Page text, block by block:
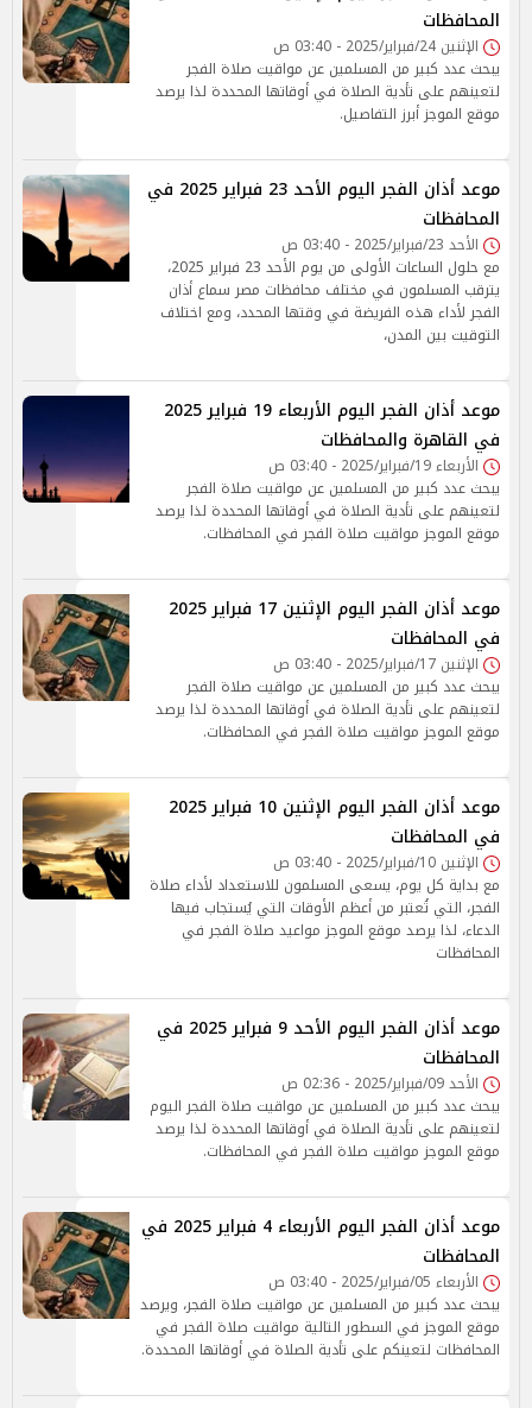
المحافظات
الإثنين 24/فبراير/2025 - 03:40 ص
يبحث عدد كبير من المسلمين عن مواقيت صلاة الفجر
لتعينهم على تأدية الصلاة في أوقاتها المحددة لذا يرصد
موقع الموجز أبرز التفاصيل.
موعد أذان الفجر اليوم الأحد 23 فبراير 2025 في
المحافظات
الأحد 23/فبراير/2025 - 03:40 ص
مع حلول الساعات الأولى من يوم الأحد 23 فبراير 2025،
يترقب المسلمون في مختلف محافظات مصر سماع أذان
الفجر لأداء هذه الفريضة في وقتها المحدد، ومع اختلاف
التوقيت بين المدن،
موعد أذان الفجر اليوم الأربعاء 19 فبراير 2025
في القاهرة والمحافظات
الأربعاء 19/فبراير/2025 - 03:40 ص
يبحث عدد كبير من المسلمين عن مواقيت صلاة الفجر
لتعينهم على تأدية الصلاة في أوقاتها المحددة لذا يرصد
موقع الموجز مواقيت صلاة الفجر في المحافظات.
موعد أذان الفجر اليوم الإثنين 17 فبراير 2025
في المحافظات
الإثنين 17/فبراير/2025 - 03:40 ص
يبحث عدد كبير من المسلمين عن مواقيت صلاة الفجر
لتعينهم على تأدية الصلاة في أوقاتها المحددة لذا يرصد
موقع الموجز مواقيت صلاة الفجر في المحافظات.
موعد أذان الفجر اليوم الإثنين 10 فبراير 2025
في المحافظات
الإثنين 10/فبراير/2025 - 03:40 ص
مع بداية كل يوم، يسعى المسلمون للاستعداد لأداء صلاة
الفجر، التي تُعتبر من أعظم الأوقات التي يُستجاب فيها
الدعاء، لذا يرصد موقع الموجز مواعيد صلاة الفجر في
المحافظات
موعد أذان الفجر اليوم الأحد 9 فبراير 2025 في
المحافظات
الأحد 09/فبراير/2025 - 02:36 ص
يبحث عدد كبير من المسلمين عن مواقيت صلاة الفجر اليوم
لتعينهم على تأدية الصلاة في أوقاتها المحددة لذا يرصد
موقع الموجز مواقيت صلاة الفجر في المحافظات.
موعد أذان الفجر اليوم الأربعاء 4 فبراير 2025 في
المحافظات
الأربعاء 05/فبراير/2025 - 03:40 ص
يبحث عدد كبير من المسلمين عن مواقيت صلاة الفجر، ويرصد
موقع الموجز في السطور التالية مواقيت صلاة الفجر في
المحافظات لتعينكم على تأدية الصلاة في أوقاتها المحددة.